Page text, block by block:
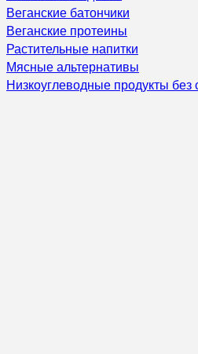
Веганские батончики
Веганские протеины
Растительные напитки
Мясные альтернативы
Низкоуглеводные продукты без